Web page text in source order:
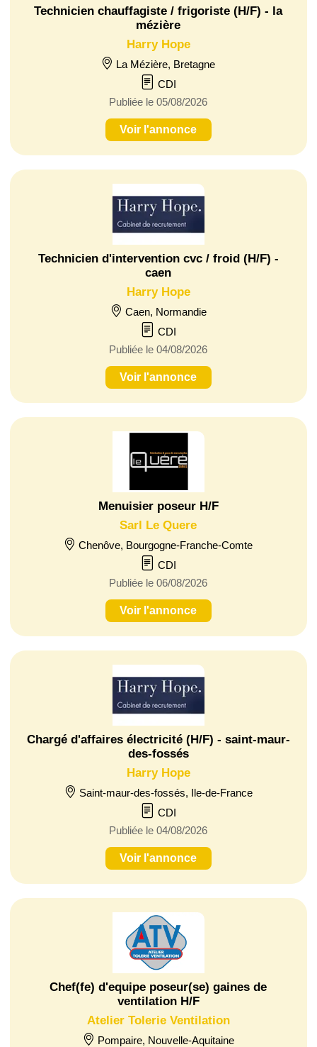
Technicien chauffagiste / frigoriste (H/F) - la
mézière
Harry Hope
La Mézière, Bretagne
CDI
Publiée le 05/08/2026
Voir l'annonce
Technicien d'intervention cvc / froid (H/F) -
caen
Harry Hope
Caen, Normandie
CDI
Publiée le 04/08/2026
Voir l'annonce
Menuisier poseur H/F
Sarl Le Quere
Chenôve, Bourgogne-Franche-Comte
CDI
Publiée le 06/08/2026
Voir l'annonce
Chargé d'affaires électricité (H/F) - saint-maur-
des-fossés
Harry Hope
Saint-maur-des-fossés, Ile-de-France
CDI
Publiée le 04/08/2026
Voir l'annonce
Chef(fe) d'equipe poseur(se) gaines de
ventilation H/F
Atelier Tolerie Ventilation
Pompaire, Nouvelle-Aquitaine